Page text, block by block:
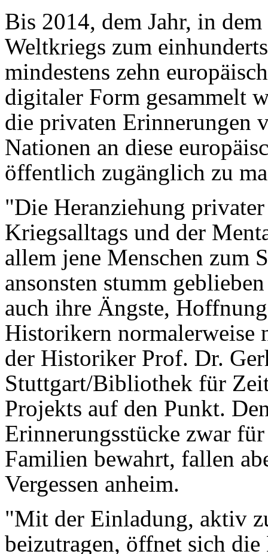
Bis 2014, dem Jahr, in
Weltkriegs zum
mindestens zehn
digitaler Form gesammelt
die privaten Erinnerungen
Nationen an diese
öffentlich zugänglich zu
"Die Heranziehung
Kriegsalltags und der
allem jene Menschen zum
ansonsten stumm
auch ihre Ängste,
Historikern
der Historiker Prof. Dr.
Stuttgart/Bibliothek für
Projekts auf den Punkt.
Erinnerungsstücke zwar
Familien bewahrt, fallen
Vergessen anheim.
"Mit der Einladung, aktiv
beizutragen, öffnet sich